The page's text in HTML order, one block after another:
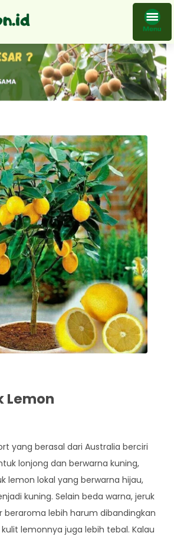
Jeruk Lemon Impor Buah Bisa Grosir
Lemon
yang berasal dari Australia berciri
lonjong dan berwarna kuning,
lemon lokal yang berwarna hijau,
kuning. Selain beda warna, jeruk
beraroma lebih harum dibandingkan
lemonnya juga lebih tebal. Kalau